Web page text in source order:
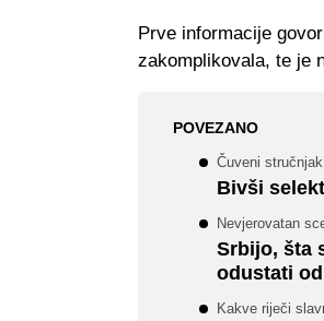
Prve informacije
zakomplikovala, te je
POVEZANO
Čuveni stručnjak
Bivši
Nevjerovatan
Srbijo, šta
odustati
Kakve riječi